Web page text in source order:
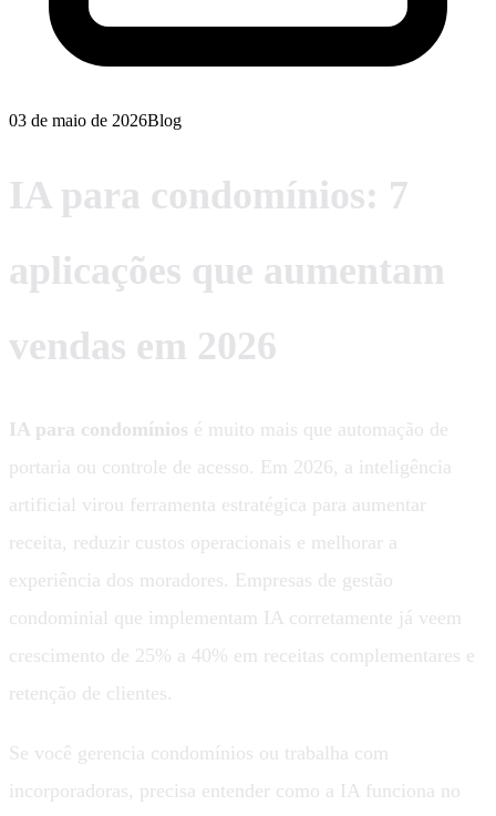
03 de maio de 2026Blog
IA para condomínios: 7
aplicações que aumentam
vendas em 2026
IA para condomínios é muito mais que automação de
portaria ou controle de acesso. Em 2026, a inteligência
artificial virou ferramenta estratégica para aumentar
receita, reduzir custos operacionais e melhorar a
experiência dos moradores. Empresas de gestão
condominial que implementam IA corretamente já veem
crescimento de 25% a 40% em receitas complementares e
retenção de clientes.
Se você gerencia condomínios ou trabalha com
incorporadoras, precisa entender como a IA funciona no